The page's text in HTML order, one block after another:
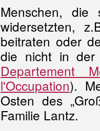
Menschen, die
widersetzten,
beitraten oder
die nicht in der
Departement
l'Occupation).
Osten des
Familie Lantz.